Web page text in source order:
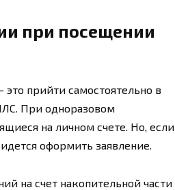
при посещении
прийти самостоятельно в
При одноразовом
на личном счете. Но, если
оформить заявление.
на счет накопительной части